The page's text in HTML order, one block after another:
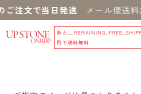
注文で当日発送メール便送料
あと
円で送料無料